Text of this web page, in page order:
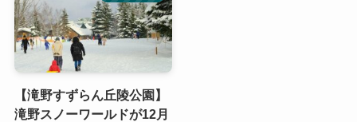
【滝野すずらん丘陵公園】
滝野スノーワールドが12月